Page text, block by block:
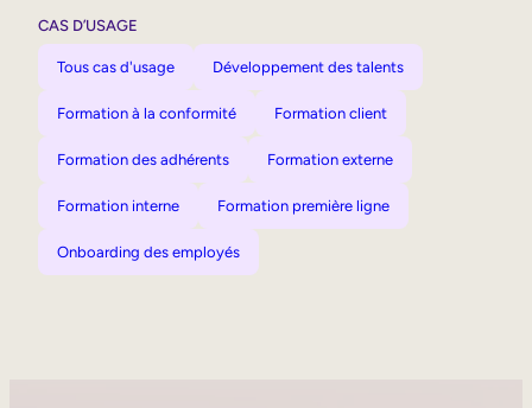
CAS D’USAGE
Tous cas d'usage Développement des talents
Formation à la conformité Formation client
Formation des adhérents Formation externe
Formation interne Formation première ligne
Onboarding des employés